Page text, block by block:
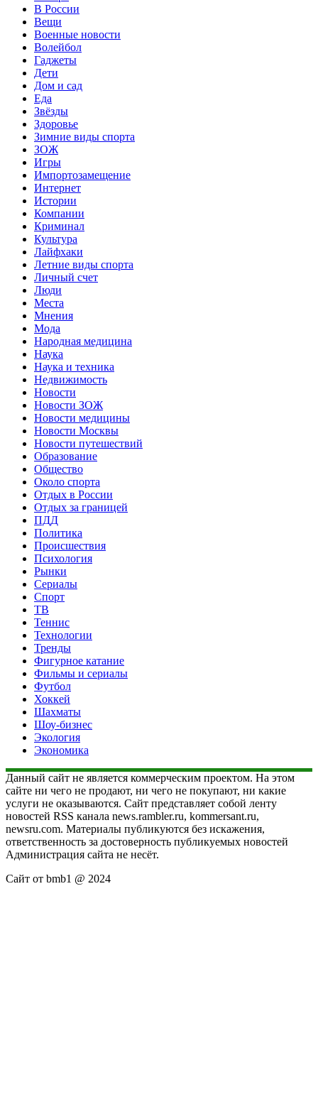
В России
Вещи
Военные новости
Волейбол
Гаджеты
Дети
Дом и сад
Еда
Звёзды
Здоровье
Зимние виды спорта
ЗОЖ
Игры
Импортозамещение
Интернет
Истории
Компании
Криминал
Культура
Лайфхаки
Летние виды спорта
Личный счет
Люди
Места
Мнения
Мода
Народная медицина
Наука
Наука и техника
Недвижимость
Новости
Новости ЗОЖ
Новости медицины
Новости Москвы
Новости путешествий
Образование
Общество
Около спорта
Отдых в России
Отдых за границей
ПДД
Политика
Происшествия
Психология
Рынки
Сериалы
Спорт
ТВ
Теннис
Технологии
Тренды
Фигурное катание
Фильмы и сериалы
Футбол
Хоккей
Шахматы
Шоу-бизнес
Экология
Экономика
Данный сайт не является коммерческим проектом. На этом
сайте ни чего не продают, ни чего не покупают, ни какие
услуги не оказываются. Сайт представляет собой ленту
новостей RSS канала news.rambler.ru, kommersant.ru,
newsru.com. Материалы публикуются без искажения,
ответственность за достоверность публикуемых новостей
Администрация сайта не несёт.
Сайт от bmb1 @ 2024